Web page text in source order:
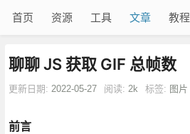
首页 资源 工具 文章 教程
聊聊 JS 获取 GIF 总帧数
更新日期: 2022-05-27 阅读: 2k 标签: 图片
前言